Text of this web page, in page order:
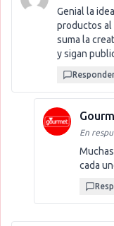
Genial la
productos al
suma la
y sigan
En
cada